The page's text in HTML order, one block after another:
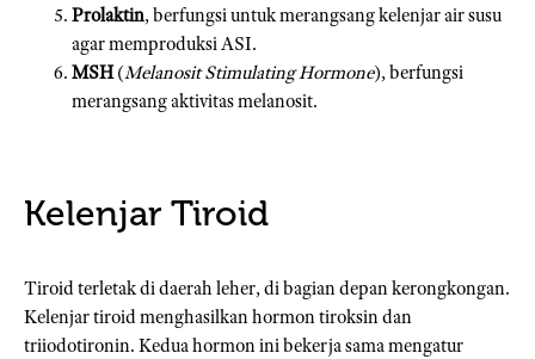
Prolaktin, berfungsi untuk merangsang kelenjar air susu
agar memproduksi ASI.
MSH(Melanosit Stimulating Hormone), berfungsi
merangsang aktivitas melanosit.
Kelenjar Tiroid
Tiroid terletak di daerah leher, di bagian depan kerongkongan.
Kelenjar tiroid menghasilkan hormon tiroksin dan
triiodotironin. Kedua hormon ini bekerja sama mengatur